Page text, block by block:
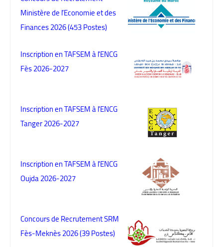
Ministère de l’Economie et des
Finances 2026 (453 Postes)
Inscription en TAFSEM à l'ENCG
Fès 2026-2027
Inscription en TAFSEM à l'ENCG
Tanger 2026-2027
Inscription en TAFSEM à l'ENCG
Oujda 2026-2027
Concours de Recrutement SRM
Fès-Meknès 2026 (39 Postes)